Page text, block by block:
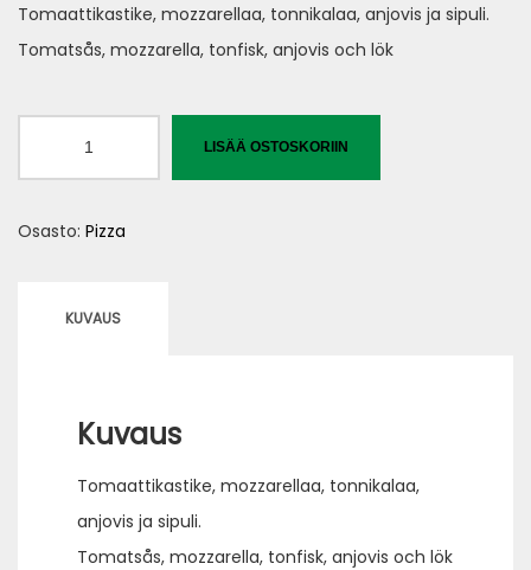
Tomaattikastike, mozzarellaa, tonnikalaa, anjovis ja sipuli.
Tomatsås, mozzarella, tonfisk, anjovis och lök
VL
LISÄÄ OSTOSKORIIN
Osasto: Pizza
KUVAUS
Kuvaus
Tomaattikastike, mozzarellaa, tonnikalaa,
anjovis ja sipuli.
Tomatsås, mozzarella, tonfisk, anjovis och lök